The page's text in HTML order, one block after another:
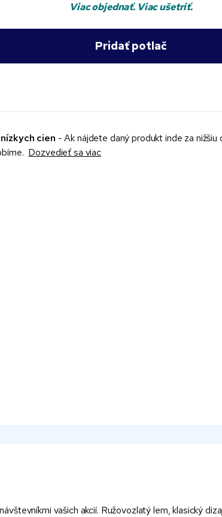
Viac objednať. Viac ušetriť.
cien - Ak nájdete daný produkt inde za nižšiu
Dozvedieť sa viac
vašich akcií. Ružovozlatý lem, klasický